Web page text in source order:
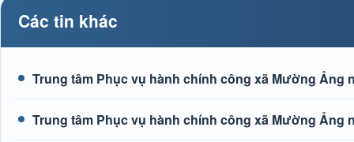
Các tin khác
Trung tâm Phục vụ hành chính công xã Mường Ảng
Trung tâm Phục vụ hành chính công xã Mường Ảng